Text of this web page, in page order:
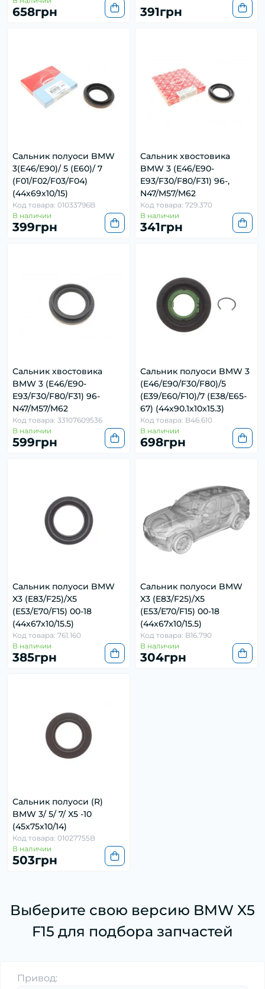
658грн 391грн
Сальник полуоси BMW
3(E46/E90)/ 5 (E60)/ 7
(F01/F02/F03/F04)
(44x69x10/15)
Код товара: 01033796B
В наличии
399грн
Сальник хвостовика
BMW 3 (E46/E90-
E93/F30/F80/F31) 96-,
N47/M57/M62
Код товара: 729.370
В наличии
341грн
Сальник хвостовика
BMW 3 (E46/E90-
E93/F30/F80/F31) 96-
N47/M57/M62
Код товара: 33107609536
В наличии
599грн
Сальник полуоси BMW 3
(E46/E90/F30/F80)/5
(E39/E60/F10)/7 (E38/E65-
67) (44x90.1x10x15.3)
Код товара: B46.610
В наличии
698грн
Сальник полуоси BMW
X3 (E83/F25)/X5
(E53/E70/F15) 00-18
(44x67x10/15.5)
Код товара: 761.160
В наличии
385грн
Сальник полуоси BMW
X3 (E83/F25)/X5
(E53/E70/F15) 00-18
(44x67x10/15.5)
Код товара: B16.790
В наличии
304грн
Сальник полуоси (R)
BMW 3/ 5/ 7/ X5 -10
(45x75x10/14)
Код товара: 01027755B
В наличии
503грн
Выберите свою версию BMW X5
F15 для подбора запчастей
Привод: